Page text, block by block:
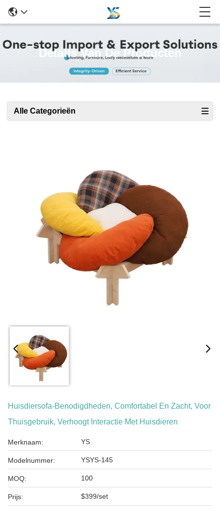
Details Van De Producten
Alle Categorieën
Huisdiersofa-Benodigdheden, Comfortabel En Zacht, Voor
Thuisgebruik, Verhoogt Interactie Met Huisdieren
Merknaam: YS
Modelnummer: YSYS-145
MOQ: 100
Prijs: $399/set